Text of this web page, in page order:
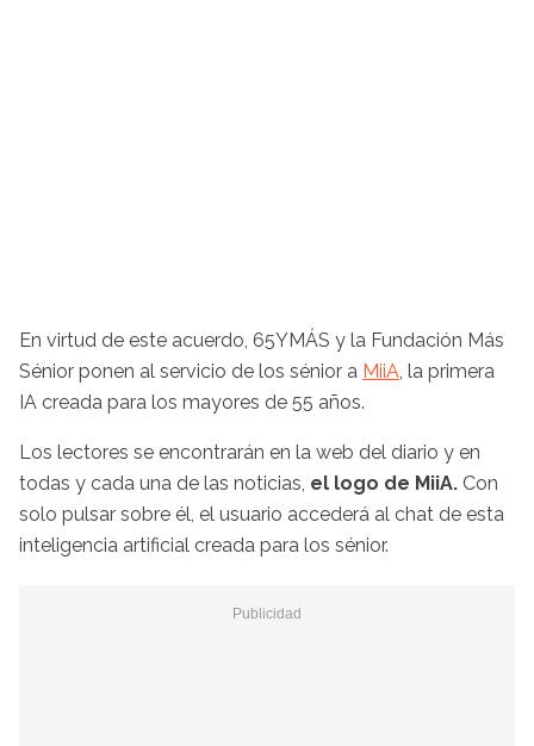
En virtud de este acuerdo, 65YMÁS y la Fundación Más
Sénior ponen al servicio de los sénior a MiiA, la primera
IA creada para los mayores de 55 años.
Los lectores se encontrarán en la web del diario y en
todas y cada una de las noticias, el logo de MiiA. Con
solo pulsar sobre él, el usuario accederá al chat de esta
inteligencia artificial creada para los sénior.